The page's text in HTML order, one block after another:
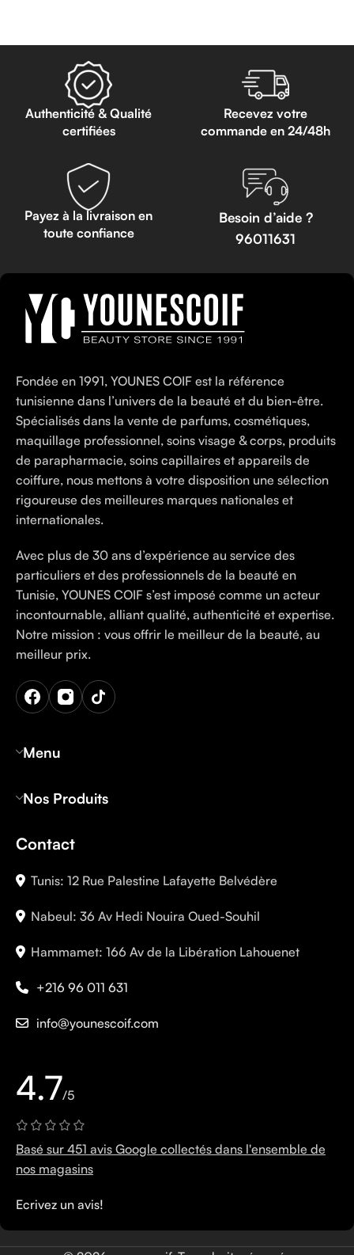
Authenticité & Qualité
certifiées
Recevez votre
commande en 24/48h
Payez à la livraison en
toute confiance
Besoin d’aide ?
96011631
Fondée en 1991, YOUNES COIF est la référence
tunisienne dans l’univers de la beauté et du bien-être.
Spécialisés dans la vente de parfums, cosmétiques,
maquillage professionnel, soins visage & corps, produits
de parapharmacie, soins capillaires et appareils de
coiffure, nous mettons à votre disposition une sélection
rigoureuse des meilleures marques nationales et
internationales.
Avec plus de 30 ans d’expérience au service des
particuliers et des professionnels de la beauté en
Tunisie, YOUNES COIF s’est imposé comme un acteur
incontournable, alliant qualité, authenticité et expertise.
Notre mission : vous offrir le meilleur de la beauté, au
meilleur prix.
Menu
Nos Produits
Contact
Tunis: 12 Rue Palestine Lafayette Belvédère
Nabeul: 36 Av Hedi Nouira Oued-Souhil
Hammamet: 166 Av de la Libération Lahouenet
+216 96 011 631
info@younescoif.com
4.7/5
Basé sur 451 avis Google collectés dans l'ensemble de
nos magasins
Ecrivez un avis!